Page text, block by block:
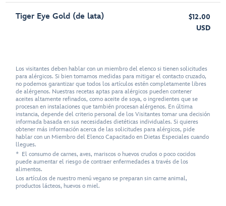
Tiger Eye Gold (de lata)
$12.00
USD
Los visitantes deben hablar con un miembro del elenco si tienen solicitudes
para alérgicos. Si bien tomamos medidas para mitigar el contacto cruzado,
no podemos garantizar que todos los artículos estén completamente libres
de alérgenos. Nuestras recetas aptas para alérgicos pueden contener
aceites altamente refinados, como aceite de soya, o ingredientes que se
procesan en instalaciones que también procesan alérgenos. En última
instancia, depende del criterio personal de los Visitantes tomar una decisión
informada basada en sus necesidades dietéticas individuales. Si quieres
obtener más información acerca de las solicitudes para alérgicos, pide
hablar con un Miembro del Elenco Capacitado en Dietas Especiales cuando
llegues.
* El consumo de carnes, aves, mariscos o huevos crudos o poco cocidos
puede aumentar el riesgo de contraer enfermedades a través de los
alimentos.
Los artículos de nuestro menú vegano se preparan sin carne animal,
productos lácteos, huevos o miel.